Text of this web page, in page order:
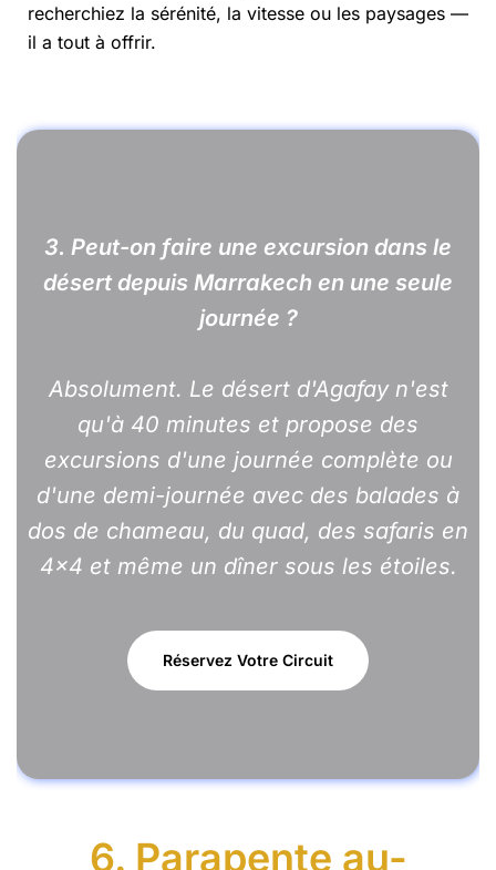
recherchiez la sérénité, la vitesse ou les paysages —
il a tout à offrir.
3. Peut-on faire une excursion dans le
désert depuis Marrakech en une seule
journée ?
Absolument. Le désert d'Agafay n'est
qu'à 40 minutes et propose des
excursions d'une journée complète ou
d'une demi-journée avec des balades à
dos de chameau, du quad, des safaris en
4×4 et même un dîner sous les étoiles.
Réservez Votre Circuit
6. Parapente au-